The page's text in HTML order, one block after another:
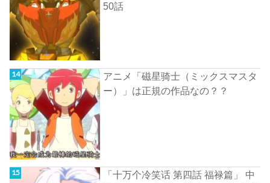
50話
アニメ「磁星骑士（ミックスマスタ
ー）」は正規の作品なの？？
「十万个冷笑话 第四話 福禄篇」 中